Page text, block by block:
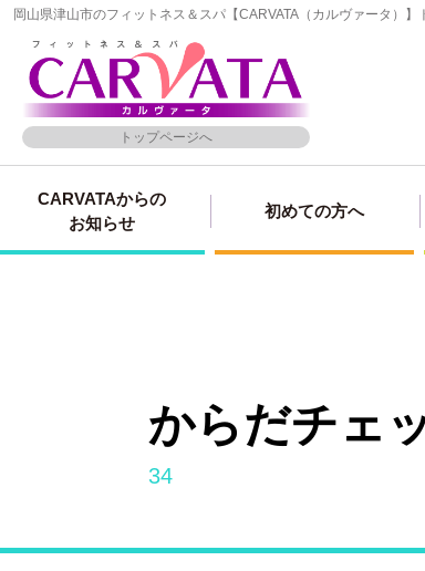
岡山県津山市のフィットネス＆スパ【CARVATA（カルヴァータ）
トップページへ
CARVATAからの
お知らせ
初めての方へ
からだチェ
34